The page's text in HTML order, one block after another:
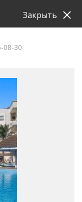
08-30
Закрыть